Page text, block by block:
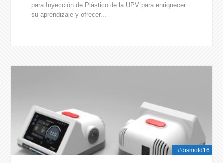
para Inyección de Plástico de la UPV para enriquecer
su aprendizaje y ofrecer...
+#dismold16